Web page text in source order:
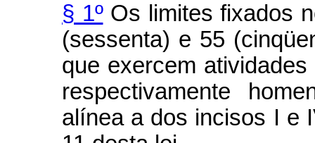
§ 1ºOs limites fixados
(sessenta) e 55
que exercem
respectivamente
alínea a dos incisos I e